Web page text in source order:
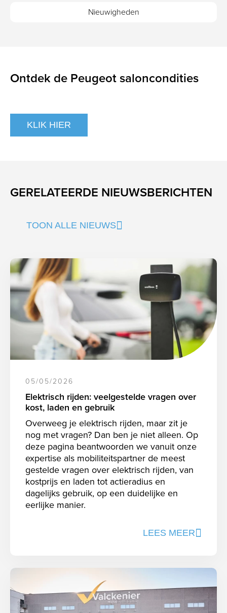
Nieuwigheden
Ontdek de Peugeot saloncondities
KLIK HIER
GERELATEERDE NIEUWSBERICHTEN
TOON ALLE NIEUWS
05/05/2026
Elektrisch rijden: veelgestelde vragen over
kost, laden en gebruik
Overweeg je elektrisch rijden, maar zit je
nog met vragen? Dan ben je niet alleen. Op
deze pagina beantwoorden we vanuit onze
expertise als mobiliteitspartner de meest
gestelde vragen over elektrisch rijden, van
kostprijs en laden tot actieradius en
dagelijks gebruik, op een duidelijke en
eerlijke manier.
LEES MEER